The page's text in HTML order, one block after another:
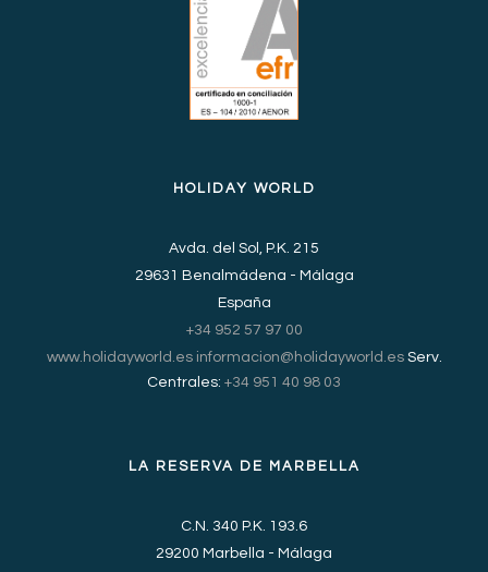
HOLIDAY WORLD
Avda. del Sol, P.K. 215
29631 Benalmádena - Málaga
España
+34 952 57 97 00
www.holidayworld.es informacion@holidayworld.esServ.
Centrales: +34 951 40 98 03
LA RESERVA DE MARBELLA
C.N. 340 P.K. 193.6
29200 Marbella - Málaga